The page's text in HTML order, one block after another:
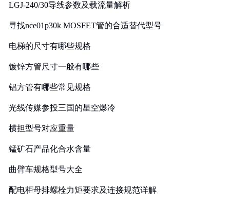
LGJ-240/30导线参数及载流量解析
寻找nce01p30k MOSFET管的合适替代型号
电梯的尺寸有哪些规格
镀锌方管尺寸一般有哪些
铝方管有哪些常见规格
光线传媒参投三国的星空爆冷
横担型号对应重量
锰矿石产品化合水含量
曲臂车规格型号大全
配电柜母排螺栓力矩要求及连接规范详解